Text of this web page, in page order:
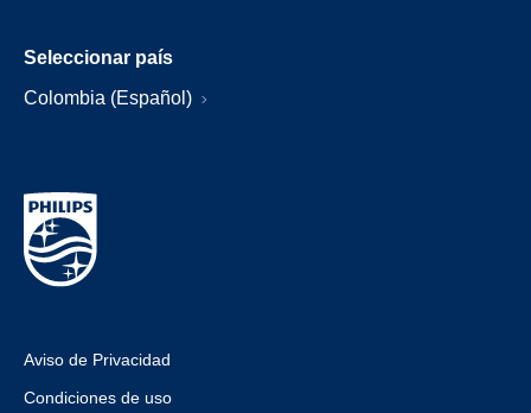
Seleccionar país
Colombia (Español)
Aviso de Privacidad
Condiciones de uso